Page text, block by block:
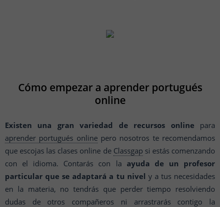
Cómo empezar a aprender portugués
online
Existen una gran variedad de recursos online para
aprender portugués onlinepero nosotros te recomendamos
que escojas las clases online de Classgap si estás comenzando
con el idioma. Contarás con la ayuda de un profesor
particular que se adaptará a tu nivel y a tus necesidades
en la materia, no tendrás que perder tiempo resolviendo
dudas de otros compañeros ni arrastrarás contigo la